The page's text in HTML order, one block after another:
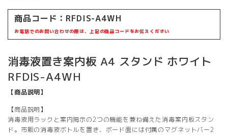
商品コード：RFDIS-A4WH
お電話でのお問い合わせの際は、上記の商品コードをお伝えください
消毒液置き案内板 A4 スタンド ホワイト
RFDIS-A4WH
【商品説明】
【商品説明】
消毒液用ラックと案内掲示の2つの機能を兼ね備えた消毒案内板スタン
ド。市販の消毒液ボトルを置き、ボード面には付属のマグネットバー2